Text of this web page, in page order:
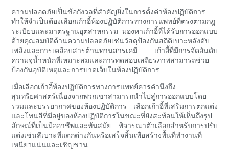
ความปลอดภัยเป็นข้อกังวลที่สำคัญยิ่งในการตั้งค่าห้องปฏิบัติการ
ทำให้จำเป็นต้องเลือกเก้าอี้ห้องปฏิบัติการทางการแพทย์ที่ตรงตามกฎ
ระเบียบและมาตรฐานอุตสาหกรรม มองหาเก้าอี้ที่ได้รับการออกแบบ
ด้วยคุณสมบัติด้านความปลอดภัยเช่นวัสดุป้องกันสถิติเบาะหลังดับ
เพลิงและการเคลือบสารต้านทานสารเคมี เก้าอี้ที่มีการจัดอันดับ
ความจุน้ำหนักที่เหมาะสมและการทดสอบเสถียรภาพสามารถช่วย
ป้องกันอุบัติเหตุและการบาดเจ็บในห้องปฏิบัติการ
เมื่อเลือกเก้าอี้ห้องปฏิบัติการทางการแพทย์ควรคำนึงถึง
สุนทรียศาสตร์เนื่องจากพวกเขาสามารถนำไปสู่การออกแบบโดย
รวมและบรรยากาศของห้องปฏิบัติการ เลือกเก้าอี้ที่เสริมการตกแต่ง
และโทนสีที่มีอยู่ของห้องปฏิบัติการในขณะที่ยังสะท้อนให้เห็นถึงรูป
ลักษณ์ที่เป็นมืออาชีพและทันสมัย พิจารณาตัวเลือกสำหรับการปรับ
แต่งเช่นสีเบาะที่แตกต่างกันหรือเสร็จสิ้นเพื่อสร้างพื้นที่ทำงานที่
เหนียวแน่นและเชิญชวน